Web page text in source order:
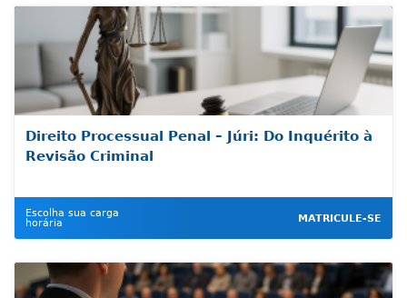
Direito Processual Penal – Júri: Do Inquérito à
Revisão Criminal
Escolha sua carga
horária
MATRICULE-SE